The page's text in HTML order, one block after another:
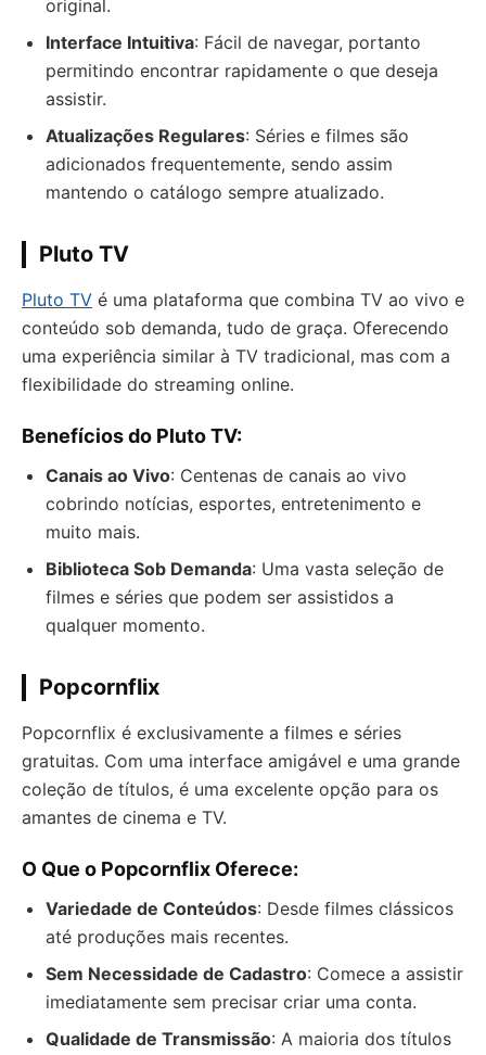
original.
Interface Intuitiva: Fácil de navegar, portanto
permitindo encontrar rapidamente o que deseja
assistir.
Atualizações Regulares: Séries e filmes são
adicionados frequentemente, sendo assim
mantendo o catálogo sempre atualizado.
Pluto TV
Pluto TV é uma plataforma que combina TV ao vivo e
conteúdo sob demanda, tudo de graça. Oferecendo
uma experiência similar à TV tradicional, mas com a
flexibilidade do streaming online.
Benefícios do Pluto TV:
Canais ao Vivo: Centenas de canais ao vivo
cobrindo notícias, esportes, entretenimento e
muito mais.
Biblioteca Sob Demanda: Uma vasta seleção de
filmes e séries que podem ser assistidos a
qualquer momento.
Popcornflix
Popcornflix é exclusivamente a filmes e séries
gratuitas. Com uma interface amigável e uma grande
coleção de títulos, é uma excelente opção para os
amantes de cinema e TV.
O Que o Popcornflix Oferece:
Variedade de Conteúdos: Desde filmes clássicos
até produções mais recentes.
Sem Necessidade de Cadastro: Comece a assistir
imediatamente sem precisar criar uma conta.
Qualidade de Transmissão: A maioria dos títulos